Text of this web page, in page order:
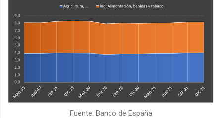
Fuente: Banco de España